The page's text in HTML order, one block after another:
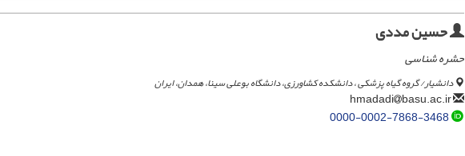
حسین مددی
حشره شناسی
دانشیار/ گروه گیاه پزشکی ، دانشکده کشاورزی، دانشگاه بوعلی سینا، همدان، ایران
basu.ac.ir
0000-0002-7868-3468